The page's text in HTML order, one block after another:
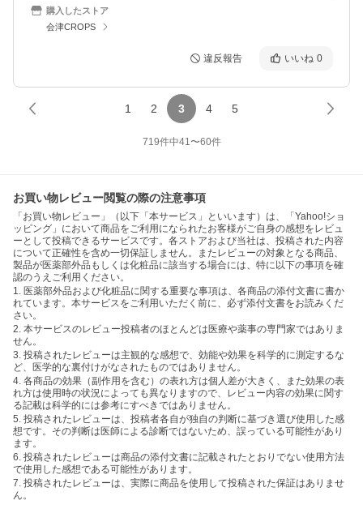
購入したストア
会津CROPS
違反報告 いいね 0
1 2 3 4 5
719件中41〜60件
お買い物レビュー閲覧の際の注意事項
「お買い物レビュー」（以下「本サービス」といいます）は、「Yahoo!ショ
ッピング」において商品をご利用になられたお客様がご自身の感想をレビュ
ーとして投稿できるサービスです。各ストアおよび当社は、投稿された内容
について正確性を含め一切保証しません。またレビューの対象となる商品、
製品が医薬部外品もしくは化粧品に該当する場合には、特に以下の事項を確
認のうえご利用ください。
1. 医薬部外品および化粧品に関する重要な事項は、各商品の添付文書に書か
れています。本サービスをご利用いただく前に、必ず添付文書をお読みくだ
さい。
2. 本サービスのレビュー投稿者のほとんどは医療や薬事の専門家ではありま
せん。
3. 投稿されたレビューは主観的な感想で、効能や効果を科学的に測定するな
ど、医学的な裏付けがなされたものではありません。
4. 各商品の効果（副作用を含む）の表れ方は個人差が大きく、また効果の表
れ方は使用時の状況によっても異なりますので、レビュー内容の効果に関す
る記載は科学的には参考にすべきではありません。
5. 投稿されたレビューは、投稿者各自が独自の判断に基づき選び使用した感
想です。その判断は医師による診断ではないため、誤っている可能性があり
ます。
6. 投稿されたレビューは商品の添付文書に記載されたとおりでない使用方法
で使用した感想である可能性があります。
7. 投稿されたレビューは、実際に商品を使用して投稿された保証はありませ
ん。